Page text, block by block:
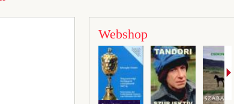
Webshop